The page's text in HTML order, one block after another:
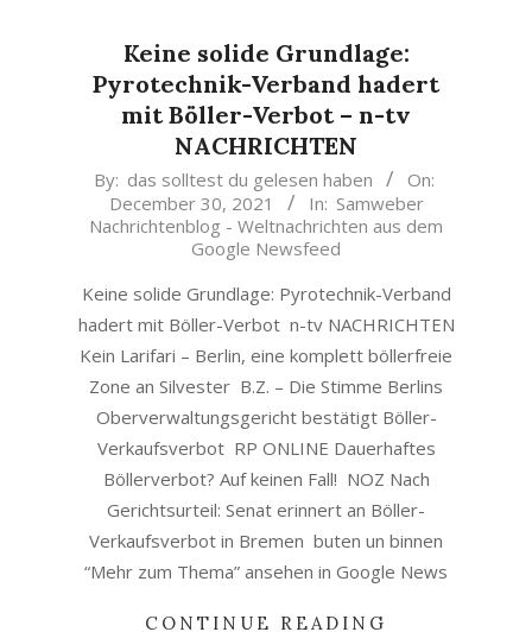
Keine solide Grundlage:
Pyrotechnik-Verband hadert
mit Böller-Verbot – n-tv
NACHRICHTEN
2021-
30
By: das solltest du gelesen haben
On:
December 30, 2021
In: Samweber
Nachrichtenblog - Weltnachrichten aus dem
Google Newsfeed
Keine solide Grundlage: Pyrotechnik-Verband
hadert mit Böller-Verbot n-tv NACHRICHTEN
Kein Larifari – Berlin, eine komplett böllerfreie
Zone an Silvester B.Z. – Die Stimme Berlins
Oberverwaltungsgericht bestätigt Böller-
Verkaufsverbot RP ONLINE Dauerhaftes
Böllerverbot? Auf keinen Fall! NOZ Nach
Gerichtsurteil: Senat erinnert an Böller-
Verkaufsverbot in Bremen buten un binnen
“Mehr zum Thema” ansehen in Google News
CONTINUE READING